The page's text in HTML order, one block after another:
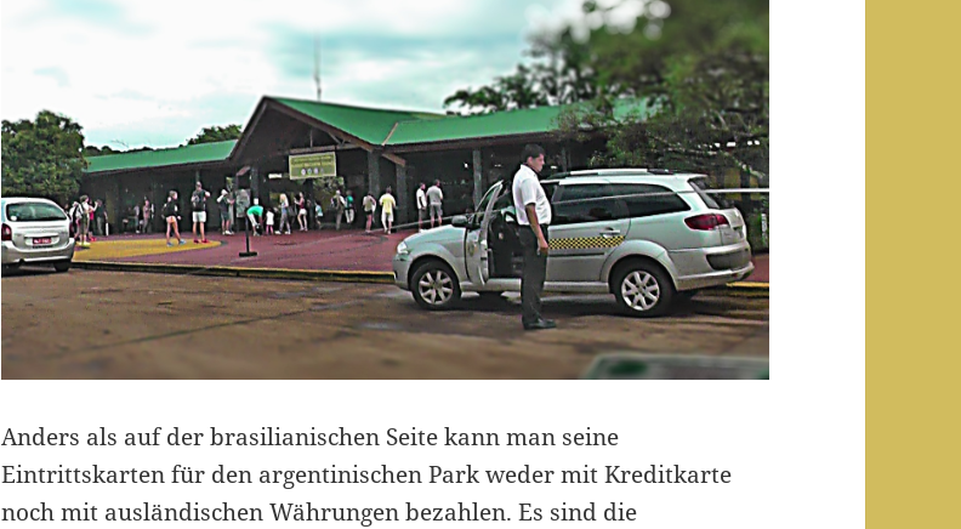
Anders als auf der brasilianischen Seite kann man seine
Eintrittskarten für den argentinischen Park weder mit Kreditkarte
noch mit ausländischen Währungen bezahlen. Es sind die